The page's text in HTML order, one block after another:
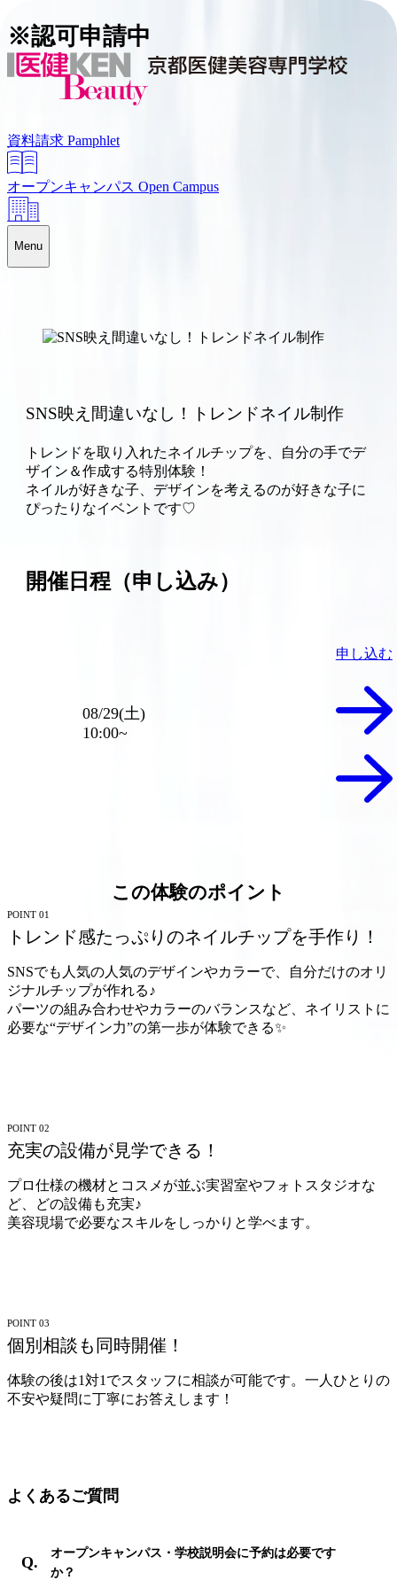
※認可申請中
資料請求 Pamphlet
オープンキャンパス Open Campus
Menu
SNS映え間違いなし！トレンドネイル制作
トレンドを取り入れたネイルチップを、自分の手でデ
ザイン＆作成する特別体験！
ネイルが好きな子、デザインを考えるのが好きな子に
ぴったりなイベントです♡
開催日程（申し込み）
08/29(土)
10:00~
申し込む
この体験のポイント
POINT 01
トレンド感たっぷりのネイルチップを手作り！
SNSでも人気の人気のデザインやカラーで、自分だけのオリ
ジナルチップが作れる♪
パーツの組み合わせやカラーのバランスなど、ネイリストに
必要な“デザイン力”の第一歩が体験できる✨
POINT 02
充実の設備が見学できる！
プロ仕様の機材とコスメが並ぶ実習室やフォトスタジオな
ど、どの設備も充実♪
美容現場で必要なスキルをしっかりと学べます。
POINT 03
個別相談も同時開催！
体験の後は1対1でスタッフに相談が可能です。一人ひとりの
不安や疑問に丁寧にお答えします！
よくあるご質問
オープンキャンパス・学校説明会に予約は必要です
か？